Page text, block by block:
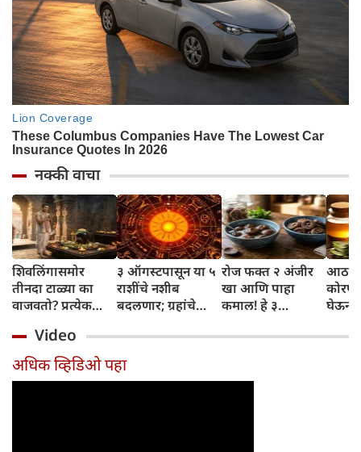
नक्की वाचा
शिवलिंगासमोर
तीनदा टाळ्या का
वाजवतो? प्रत्येक
जाणून घ्या
३ ऑगस्टपासून या ५
राशींचे नशीब
बदलणार; ग्रहांचे
संपतील आणि शुभ
दिवसांची सुरुवात
होईल
रोज फक्त २ अंजीर
खा आणि पाहा
कमाल! हे ३
तुम्हाला ठाऊक
घेऊन
Video
अधिक व्हिडिओ पहा